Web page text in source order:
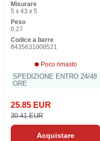
Misurare
5 x 43 x 5
Peso
0.27
Codice a barre
8435631008521
Poco rimasto
SPEDIZIONE ENTRO 24/48
ORE
25.85 EUR
30.41 EUR
Acquistare